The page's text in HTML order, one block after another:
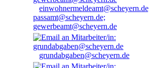
passamt@scheyern.de;
gewerbeamt@scheyern.de
grundabgaben@scheyern.de